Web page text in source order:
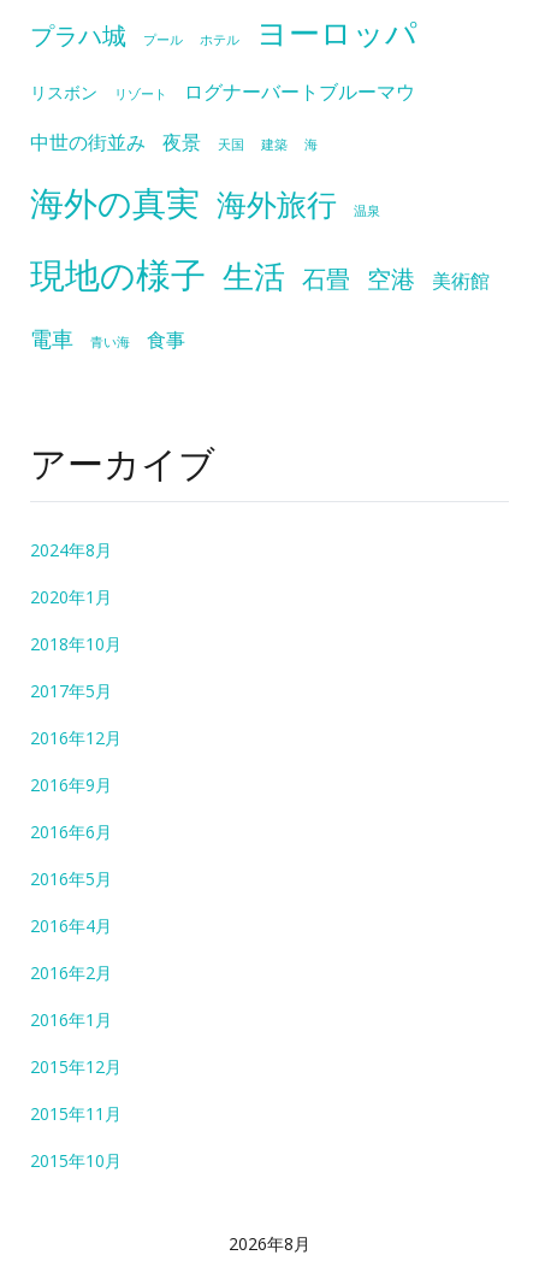
プラハ城 プール ホテル ヨーロッパ
リスボン リゾート
ログナーバートブルーマウ
中世の街並み
夜景 天国 建築 海
海外の真実 海外旅行 温泉
現地の様子 生活 石畳 空港 美術館
電車 青い海 食事
アーカイブ
2024年8月
2020年1月
2018年10月
2017年5月
2016年12月
2016年9月
2016年6月
2016年5月
2016年4月
2016年2月
2016年1月
2015年12月
2015年11月
2015年10月
2026年8月